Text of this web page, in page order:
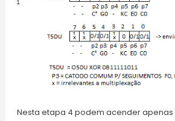
Nesta etapa 4 podem acender apenas